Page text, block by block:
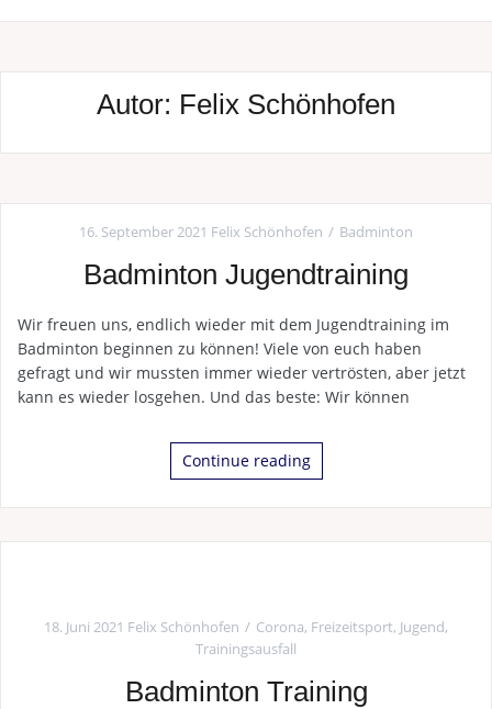
Autor: Felix Schönhofen
16. September 2021 Felix Schönhofen Badminton
Badminton Jugendtraining
Wir freuen uns, endlich wieder mit dem Jugendtraining im
Badminton beginnen zu können! Viele von euch haben
gefragt und wir mussten immer wieder vertrösten, aber jetzt
kann es wieder losgehen. Und das beste: Wir können
Continue reading
18. Juni 2021 Felix Schönhofen Corona, Freizeitsport, Jugend,
Trainingsausfall
Badminton Training